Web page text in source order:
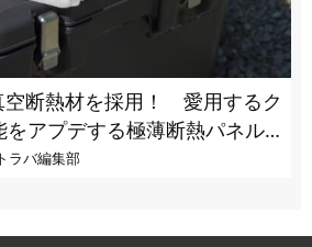
空断熱材を採用！ 愛用するク
をアプデする極薄断熱パネル
ラバ編集部